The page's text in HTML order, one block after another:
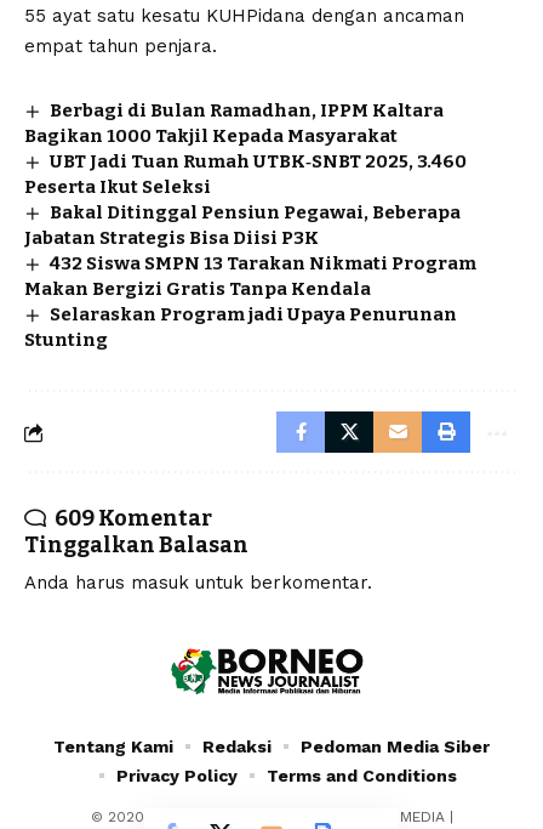
55 ayat satu kesatu KUHPidana dengan ancaman
empat tahun penjara.
Berbagi di Bulan Ramadhan, IPPM Kaltara
Bagikan 1000 Takjil Kepada Masyarakat
UBT Jadi Tuan Rumah UTBK‑SNBT 2025, 3.460
Peserta Ikut Seleksi
Bakal Ditinggal Pensiun Pegawai, Beberapa
Jabatan Strategis Bisa Diisi P3K
432 Siswa SMPN 13 Tarakan Nikmati Program
Makan Bergizi Gratis Tanpa Kendala
Selaraskan Program jadi Upaya Penurunan
Stunting
609 Komentar
Tinggalkan Balasan
Anda harus masuk untuk berkomentar.
© 2020 - 2024 - PT. YAFRAN BORNEO MULTIMEDIA |
Tentang Kami Redaksi
Pedoman Media Siber
Privacy Policy
Terms and Conditions